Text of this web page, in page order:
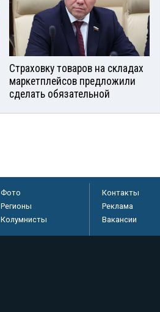
Страховку товаров на складах
маркетплейсов предложили
сделать обязательной
Фото
Регионы
Колумнисты
Контакты
Реклама
Вакансии